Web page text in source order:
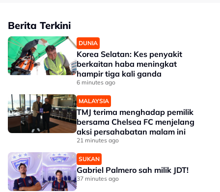
Berita Terkini
DUNIA
Korea Selatan: Kes penyakit
berkaitan haba meningkat
hampir tiga kali ganda
6 minutes ago
MALAYSIA
TMJ terima menghadap pemilik
bersama Chelsea FC menjelang
aksi persahabatan malam ini
21 minutes ago
SUKAN
Gabriel Palmero sah milik JDT!
37 minutes ago